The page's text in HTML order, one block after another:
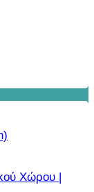
Χώρου |